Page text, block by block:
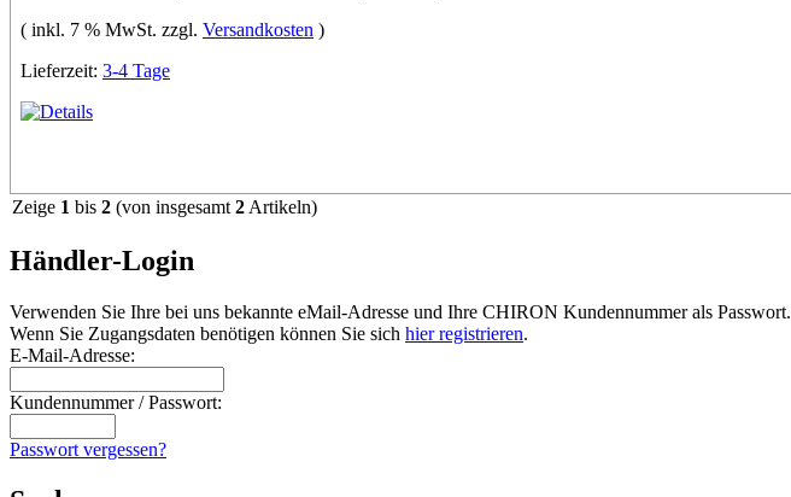
( inkl. 7 % MwSt. zzgl. Versandkosten )
Lieferzeit: 3-4 Tage
Zeige 1 bis 2 (von insgesamt 2 Artikeln)
Händler-Login
Verwenden Sie Ihre bei uns bekannte eMail-Adresse und Ihre CHIRON Kundennummer als Passwort.
Wenn Sie Zugangsdaten benötigen können Sie sich hier registrieren.
E-Mail-Adresse:
Kundennummer / Passwort:
Passwort vergessen?